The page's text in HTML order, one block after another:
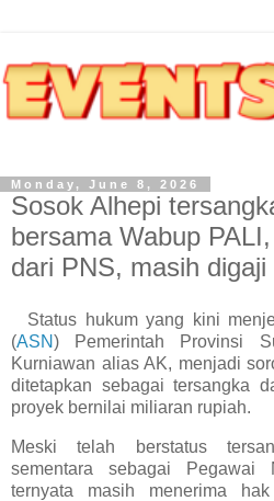
Monday, June 8, 2026
Sosok Alhepi
bersama Wabup
dari PNS, masih digaji
Status hukum yang kini
(ASN) Pemerintah Provinsi
Kurniawan alias AK, menjadi
ditetapkan sebagai tersangka
proyek bernilai miliaran rupiah.
Meski telah berstatus
sementara sebagai
ternyata masih menerima